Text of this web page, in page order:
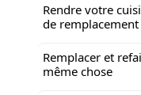
Rendre votre
de remplacement
Remplacer et
même chose